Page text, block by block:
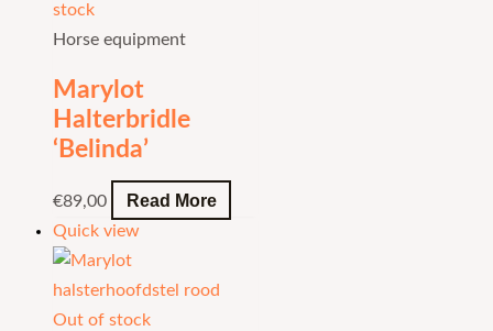
stock
Horse equipment
Marylot
Halterbridle
‘Belinda’
€89,00 Read More
Quick view
Out of stock